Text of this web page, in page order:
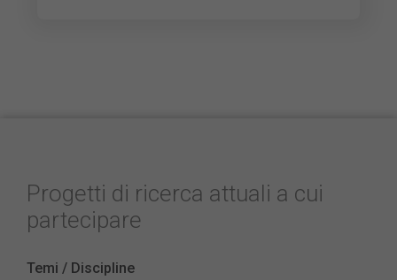
Progetti di ricerca attuali a cui
partecipare
Temi / Discipline